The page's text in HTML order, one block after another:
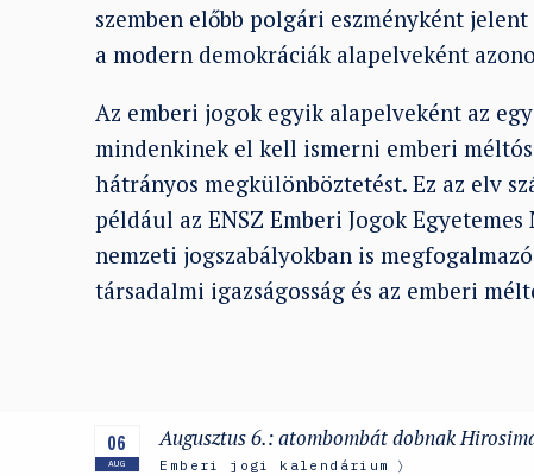
szemben előbb polgári eszményként
a modern demokráciák alapelveként
Az emberi jogok egyik alapelveként az
mindenkinek el kell ismerni emberi
hátrányos megkülönböztetést. Ez az elv
például az ENSZ Emberi Jogok
nemzeti jogszabályokban is
társadalmi igazságosság és az emberi
06
AUG
Augusztus 6.: atombombát dobnak
Emberi jogi kalendárium